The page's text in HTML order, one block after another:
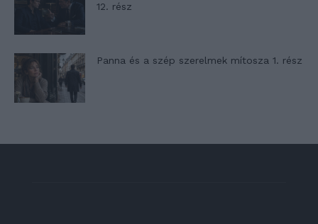
12. rész
Panna és a szép szerelmek mítosza 1. rész